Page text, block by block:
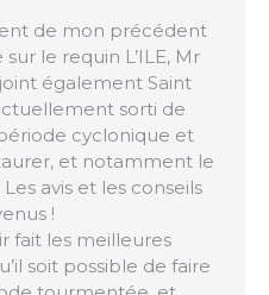
de mon précédent
le requin L’ILE, Mr
également Saint
sorti de
cyclonique et
et notamment le
avis et les conseils
!
fait les meilleures
soit possible de faire